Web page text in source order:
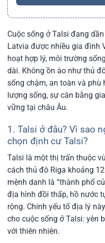
Cuộc sống ở Talsi đang
Latvia được nhiều gia đình
hoạt hợp lý, môi trường
dài. Không ồn ào như thủ
sống chậm, an toàn và
lượng sống, sự cân bằng
vững tại châu Âu.
1. Talsi ở đâu? Vì sao
chọn định cư Talsi?
Talsi là một thị trấn thuộc
cách thủ đô Riga khoảng
mệnh danh là “thành phố
địa hình đồi thấp, hồ nước
rộng. Chính yếu tố địa lý
cho cuộc sống ở Talsi: yên
với thiên nhiên.